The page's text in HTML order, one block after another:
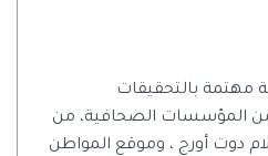
بالتحقيقات
من المؤسسات الصحافية، من
دوت أورج ، وموقع المواطن